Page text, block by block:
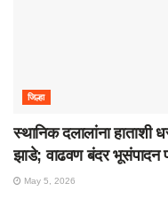
जिल्हा
स्थानिक दलालांना हाताशी
झाडे; वाढवण बंदर भूसंपादन
May 5, 2026